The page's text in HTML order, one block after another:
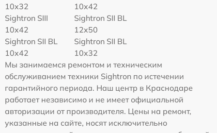
10x32
10x42
Sightron SIII
10x42
Sightron SII BL
12x50
Sightron SII BL
10x42
Sightron SII BL
10x32
Мы занимаемся ремонтом и техническим
обслуживанием техники Sightron по истечении
гарантийного периода. Наш центр в Краснодаре
работает независимо и не имеет официальной
авторизации от производителя. Цены на ремонт,
указанные на сайте, носят исключительно